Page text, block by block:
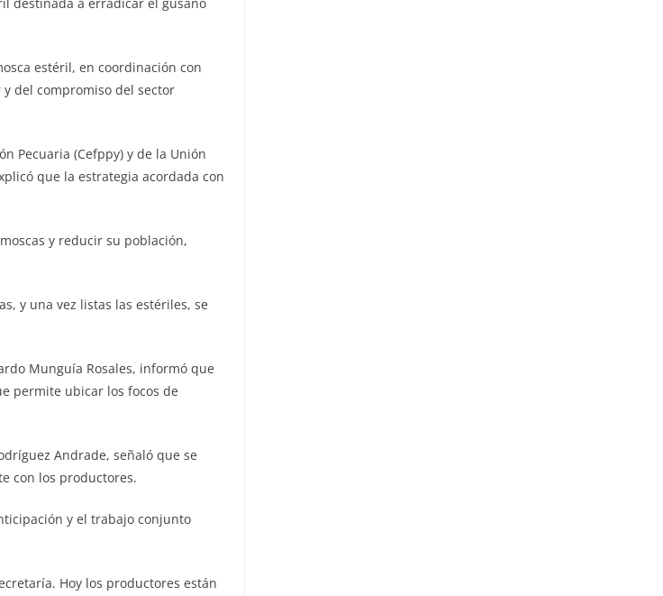
destinada a erradicar el gusano
estéril, en coordinación con
y del compromiso del sector
Pecuaria (Cefppy) y de la Unión
que la estrategia acordada con
y reducir su población,
y una vez listas las estériles, se
Munguía Rosales, informó que
permite ubicar los focos de
Andrade, señaló que se
con los productores.
y el trabajo conjunto
Hoy los productores están